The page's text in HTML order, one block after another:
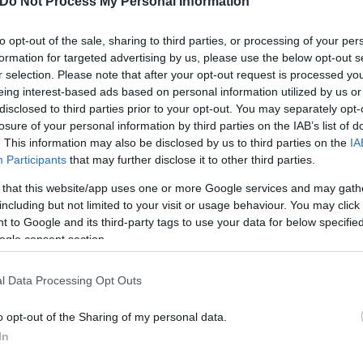
opt-out of the sale, sharing to third parties, or processing of your
for targeted advertising by us, please use the below opt-out
selection. Please note that after your opt-out request is processed
interest-based ads based on personal information utilized by us
to third parties prior to your opt-out. You may separately
of your personal information by third parties on the IAB’s list of
This information may also be disclosed by us to third parties on the
Participants that may further disclose it to other third parties.
that this website/app uses one or more Google services and may
but not limited to your visit or usage behaviour. You may
to Google and its third-party tags to use your data for below
consent section.
Data Processing Opt Outs
opt-out of the Sharing of my personal data.
τη ΝΔ και ένας από ΣΥΡΙΖΑ, ΠΑΣΟΚ, ΚΚΕ και
τη Νίκη και την Πλεύση Ελευθερίας.